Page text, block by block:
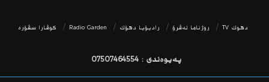
دھوك TV روژناما ئەڤرۆ رادیۆیا دهۆك Radio Garden كوڤارا سڤۆره‌
پەیوەندی : 07507464554